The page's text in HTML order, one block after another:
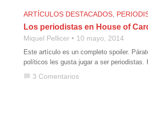
ARTÍCULOS DESTACADOS
Los periodistas en House of
Miquel Pellicer 10 mayo, 2014
Este artículo es un completo spoiler.
políticos les gusta jugar a ser
chat_bubble 3 Comentarios